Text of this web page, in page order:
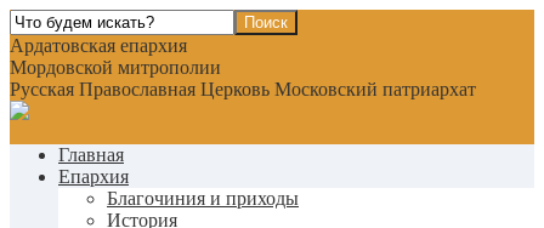
Ардатовская епархия
Мордовской митрополии
Русская Православная Церковь Московский патриархат
Главная
Епархия
Благочиния и приходы
История